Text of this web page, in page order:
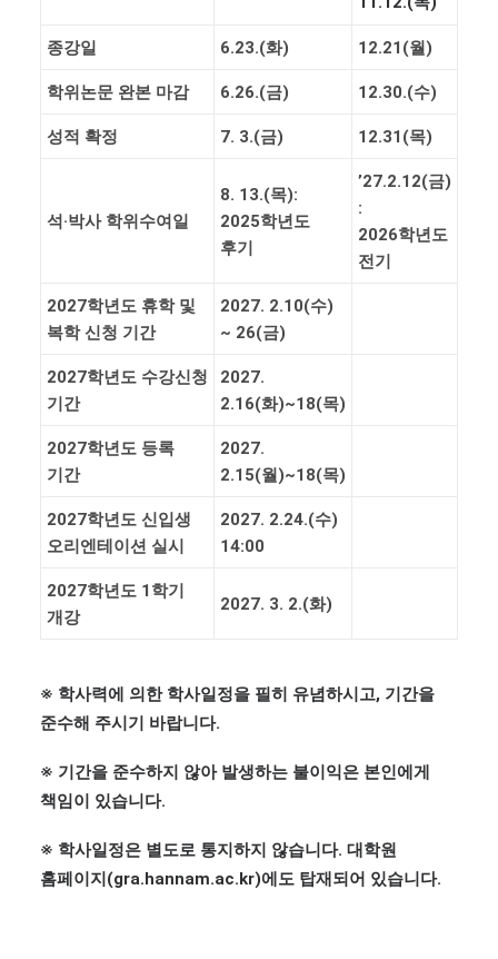
종강일 6.23.(화) 12.21(월)
학위논문 완본 마감 6.26.(금) 12.30.(수)
성적 확정 7. 3.(금) 12.31(목)
석·박사 학위수여일
8. 13.(목):
2025학년도
후기
’27.2.12(금)
:
2026학년도
전기
2027학년도 휴학 및
복학 신청 기간
2027. 2.10(수)
~ 26(금)
2027학년도 수강신청
기간
2027.
2.16(화)~18(목)
2027학년도 등록
기간
2027.
2.15(월)~18(목)
2027학년도 신입생
오리엔테이션 실시
2027. 2.24.(수)
14:00
2027학년도 1 학기
개강
2027. 3. 2.(화)
※ 학사력에 의한 학사일정을 필히 유념하시고, 기간을
준수해 주시기 바랍니다.
※ 기간을 준수하지 않아 발생하는 불이익은 본인에게
책임이 있습니다.
※ 학사일정은 별도로 통지하지 않습니다. 대학원
홈페이지(gra.hannam.ac.kr)에도 탑재되어 있습니다.